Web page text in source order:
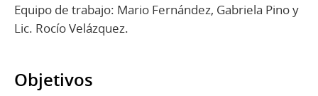
Equipo de trabajo: Mario Fernández, Gabriela Pino y
Lic. Rocío Velázquez.
Objetivos